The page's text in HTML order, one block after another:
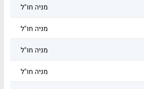
מניה חו"ל
מניה חו"ל
מניה חו"ל
מניה חו"ל